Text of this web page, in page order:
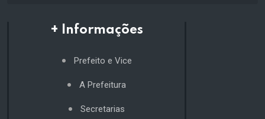
+ Informações
Prefeito e Vice
A Prefeitura
Secretarias